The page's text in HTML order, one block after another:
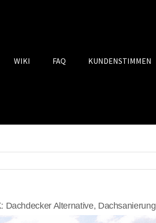
WIKI FAQ KUNDENSTIMMEN
Alternative, Dachsanierung